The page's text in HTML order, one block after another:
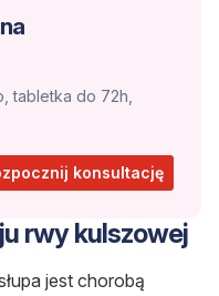
tabletka do 72h,
konsultację
rwy kulszowej
jest chorobą